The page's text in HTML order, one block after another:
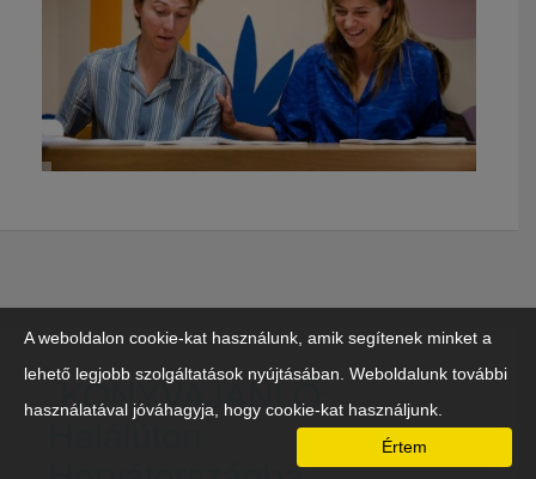
KÖNYVAJÁNLÓ:
Halálúton
A weboldalon cookie-kat használunk, amik segítenek minket a
lehető legjobb szolgáltatások nyújtásában. Weboldalunk további
használatával jóváhagyja, hogy cookie-kat használjunk.
Értem